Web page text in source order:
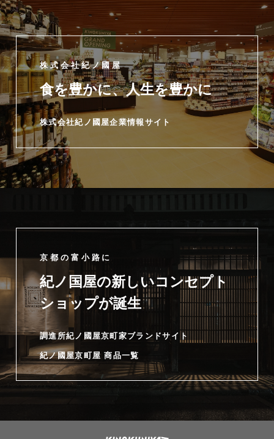
株式会社紀ノ國屋
食を豊かに、人生を豊かに
株式会社紀ノ國屋企業情報サイト
京都の富小路に
紀ノ国屋の新しいコンセプト
ショップが誕生
調進所紀ノ國屋京町家ブランドサイト
紀ノ國屋京町屋 商品一覧